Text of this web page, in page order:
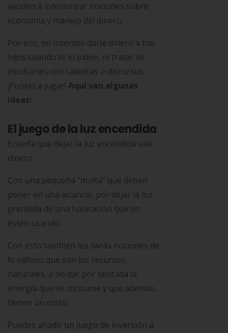
ayuden a interiorizar nociones sobre
economía y manejo del dinero.
Por eso, no intentes darle dinero a tus
hijos cuando te lo piden, ni tratar de
inculcarles con cátedras o discursos…
¡Ponlos a jugar! Aquí van algunas
ideas:
El juego de la luz encendida
Enseña que dejar la luz encendida vale
dinero.
Con una pequeña “multa” que deben
poner en una alcancía, por dejar la luz
prendida de una habitación que no
estén usando.
Con esto también les darás nociones de
lo valioso que son los recursos
naturales, a no dar por sentada la
energía que se consume y que además,
tienen un costo.
Puedes añadir un juego de inversión a